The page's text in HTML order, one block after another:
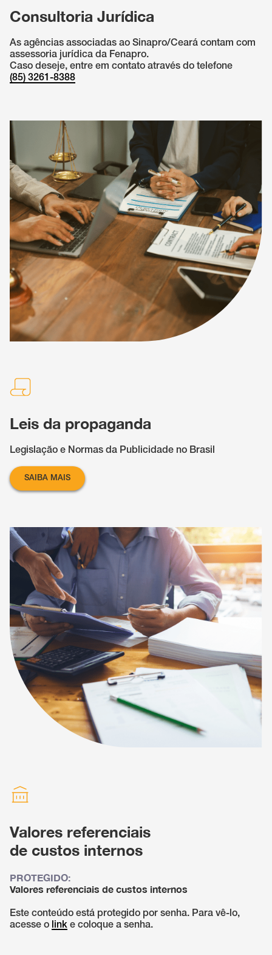
Consultoria Jurídica
As agências associadas ao Sinapro/Ceará contam com
assessoria jurídica da Fenapro.
Caso deseje, entre em contato através do telefone
(85) 3261-8388
Leis da propaganda
Legislação e Normas da Publicidade no Brasil
SAIBA MAIS
Valores referenciais
de custos internos
PROTEGIDO:
Valores referenciais de custos internos
Este conteúdo está protegido por senha. Para vê-lo,
acesse o
link e coloque a senha.